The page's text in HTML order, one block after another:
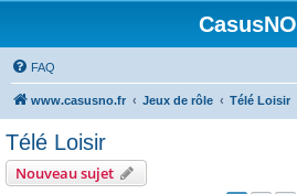
CasusNO
FAQ
www.casusno.fr Jeux de rôle Télé Loisir
Télé Loisir
Nouveau sujet